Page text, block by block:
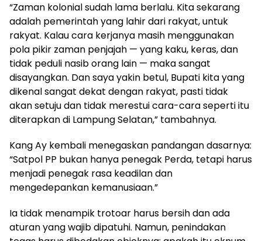
“Zaman kolonial sudah lama berlalu. Kita sekarang
adalah pemerintah yang lahir dari rakyat, untuk
rakyat. Kalau cara kerjanya masih menggunakan
pola pikir zaman penjajah — yang kaku, keras, dan
tidak peduli nasib orang lain — maka sangat
disayangkan. Dan saya yakin betul, Bupati kita yang
dikenal sangat dekat dengan rakyat, pasti tidak
akan setuju dan tidak merestui cara-cara seperti itu
diterapkan di Lampung Selatan,” tambahnya.
Kang Ay kembali menegaskan pandangan dasarnya:
“Satpol PP bukan hanya penegak Perda, tetapi harus
menjadi penegak rasa keadilan dan
mengedepankan kemanusiaan.”
Ia tidak menampik trotoar harus bersih dan ada
aturan yang wajib dipatuhi. Namun, penindakan